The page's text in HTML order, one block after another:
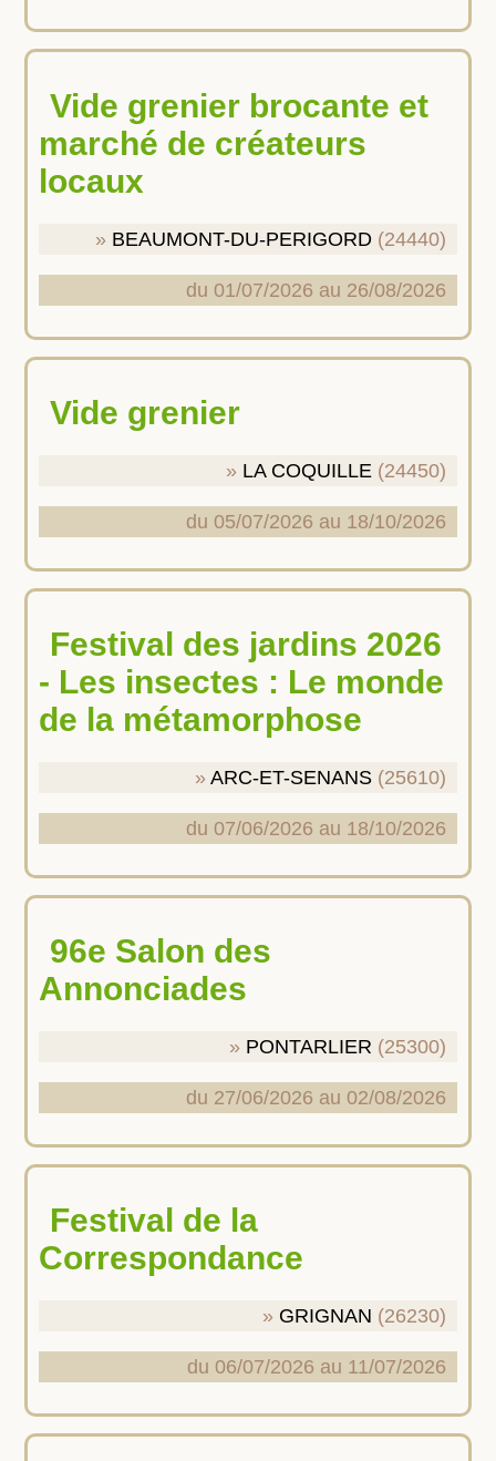
Vide grenier brocante et
marché de créateurs
locaux
BEAUMONT-DU-PERIGORD (24440)
du 01/07/2026 au 26/08/2026
Vide grenier
LA COQUILLE (24450)
du 05/07/2026 au 18/10/2026
Festival des jardins 2026
- Les insectes : Le monde
de la métamorphose
ARC-ET-SENANS (25610)
du 07/06/2026 au 18/10/2026
96e Salon des
Annonciades
PONTARLIER (25300)
du 27/06/2026 au 02/08/2026
Festival de la
Correspondance
GRIGNAN (26230)
du 06/07/2026 au 11/07/2026